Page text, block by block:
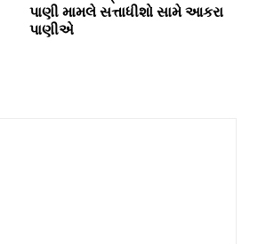
પાણી મામલે સત્તાધીશો સામે આકરા
પાણીએ